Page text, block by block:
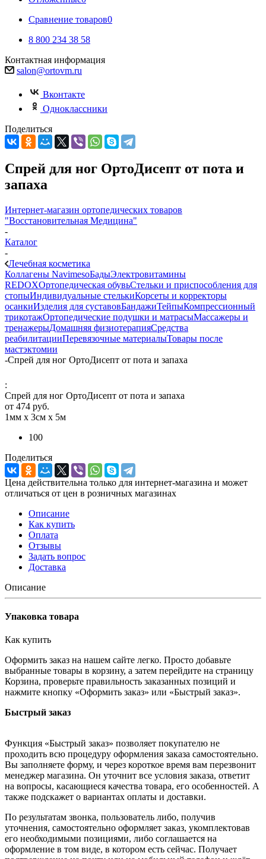
Сравнение товаров0
8 800 234 38 58
Контактная информация
salon@ortovm.ru
Вконтакте
Одноклассники
Поделиться
Спрей для ног ОртоДисепт от пота и
запаха
Интернет-магазин ортопедических товаров
"Восстановительная Медицина"
-
Каталог
-
Лечебная косметика
Коллагены NavimesoБадыЭлектровитамины
REDOXОртопедическая обувьСтельки и приспособления для
стопыИндивидуальные стелькиКорсеты и корректоры
осанкиИзделия для суставовБандажиТейпыКомпрессионный
трикотажОртопедические подушки и матрасыМассажеры и
тренажерыДомашняя физиотерапияСредства
реабилитацииПеревязочные материалыТовары после
мастэктомии
-Спрей для ног ОртоДисепт от пота и запаха
:
Спрей для ног ОртоДисепт от пота и запаха
от 474 руб.
1мм х 3см х 5м
100
Поделиться
Цена действительна только для интернет-магазина и может
отличаться от цен в розничных магазинах
Описание
Как купить
Оплата
Отзывы
Задать вопрос
Доставка
Описание
Упаковка товара
Как купить
Оформить заказ на нашем сайте легко. Просто добавьте
выбранные товары в корзину, а затем перейдите на страницу
Корзина, проверьте правильность заказанных позиций и
нажмите кнопку «Оформить заказ» или «Быстрый заказ».
Быстрый заказ
Функция «Быстрый заказ» позволяет покупателю не
проходить всю процедуру оформления заказа самостоятельно.
Вы заполняете форму, и через короткое время вам перезвонит
менеджер магазина. Он уточнит все условия заказа, ответит
на вопросы, касающиеся качества товара, его особенностей. А
также подскажет о вариантах оплаты и доставки.
По результатам звонка, пользователь либо, получив
уточнения, самостоятельно оформляет заказ, укомплектовав
его необходимыми позициями, либо соглашается на
оформление в том виде, в котором есть сейчас. Получает